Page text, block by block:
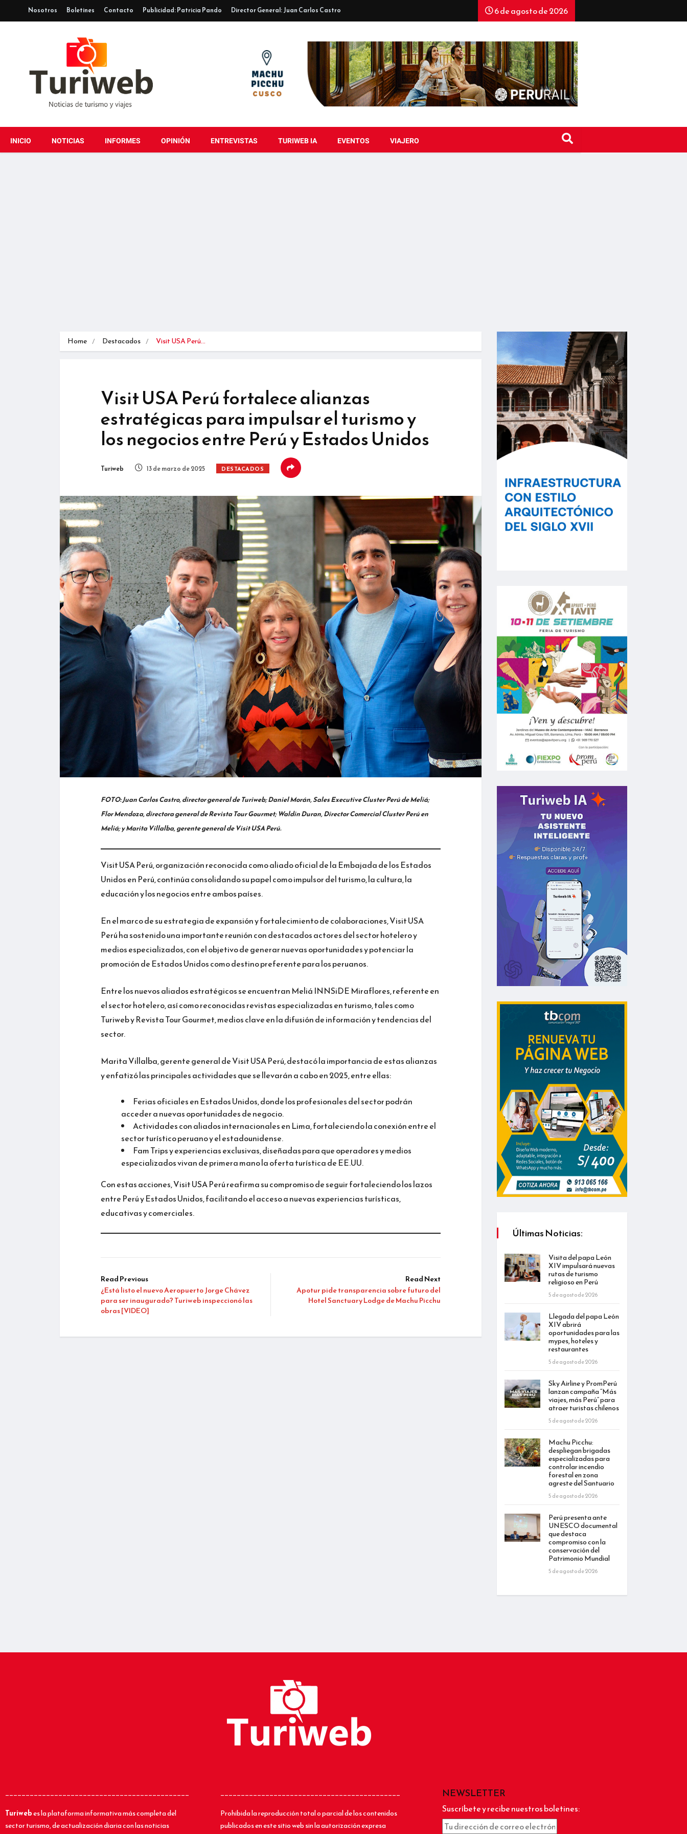
Nosotros Boletines Contacto Publicidad: Patricia Pando Director General: Juan Carlos Castro 6 de agosto de 2026
INICIO NOTICIAS INFORMES OPINIÓN ENTREVISTAS TURIWEB IA EVENTOS VIAJERO
Home Destacados Visit USA Perú…
Visit USA Perú fortalece alianzas
estratégicas para impulsar el turismo y
los negocios entre Perú y Estados Unidos
Turiweb 13 de marzo de 2025 DESTACADOS
FOTO: Juan Carlos Castro, director general de Turiweb; Daniel Morán, Sales Executive Cluster Perú de Meliá;
Flor Mendoza, directora general de Revista Tour Gourmet; Waldin Duran, Director Comercial Cluster Perú en
Meliá; y Marita Villalba, gerente general de Visit USA Perú.
Visit USA Perú, organización reconocida como aliado oficial de la Embajada de los Estados
Unidos en Perú, continúa consolidando su papel como impulsor del turismo, la cultura, la
educación y los negocios entre ambos países.
En el marco de su estrategia de expansión y fortalecimiento de colaboraciones, Visit USA
Perú ha sostenido una importante reunión con destacados actores del sector hotelero y
medios especializados, con el objetivo de generar nuevas oportunidades y potenciar la
promoción de Estados Unidos como destino preferente para los peruanos.
Entre los nuevos aliados estratégicos se encuentran Meliá INNSiDE Miraflores, referente en
el sector hotelero, así como reconocidas revistas especializadas en turismo, tales como
Turiweb y Revista Tour Gourmet, medios clave en la difusión de información y tendencias del
sector.
Marita Villalba, gerente general de Visit USA Perú, destacó la importancia de estas alianzas
y enfatizó las principales actividades que se llevarán a cabo en 2025, entre ellas:
Ferias oficiales en Estados Unidos, donde los profesionales del sector podrán
acceder a nuevas oportunidades de negocio.
Actividades con aliados internacionales en Lima, fortaleciendo la conexión entre el
sector turístico peruano y el estadounidense.
Fam Trips y experiencias exclusivas, diseñadas para que operadores y medios
especializados vivan de primera mano la oferta turística de EE.UU.
Con estas acciones, Visit USA Perú reafirma su compromiso de seguir fortaleciendo los lazos
entre Perú y Estados Unidos, facilitando el acceso a nuevas experiencias turísticas,
educativas y comerciales.
Read Previous
¿Está listo el nuevo Aeropuerto Jorge Chávez
para ser inaugurado? Turiweb inspeccionó las
obras [VIDEO]
Read Next
Apotur pide transparencia sobre futuro del
Hotel Sanctuary Lodge de Machu Picchu
Últimas Noticias:
Visita del papa León
XIV impulsará nuevas
rutas de turismo
religioso en Perú
5 de agosto de 2026
Llegada del papa León
XIV abrirá
oportunidades para las
mypes, hoteles y
restaurantes
5 de agosto de 2026
Sky Airline y PromPerú
lanzan campaña “Más
viajes, más Perú” para
atraer turistas chilenos
5 de agosto de 2026
Machu Picchu:
despliegan brigadas
especializadas para
controlar incendio
forestal en zona
agreste del Santuario
5 de agosto de 2026
Perú presenta ante
UNESCO documental
que destaca
compromiso con la
conservación del
Patrimonio Mundial
5 de agosto de 2026
_____________________________________________
Turiwebes la plataforma informativa más completa del
sector turismo, de actualización diaria con las noticias
____________________________________________
Prohibida la reproducción total o parcial de los contenidos
publicados en este sitio web sin la autorización expresa
NEWSLETTER
Suscríbete y recibe nuestros boletines: